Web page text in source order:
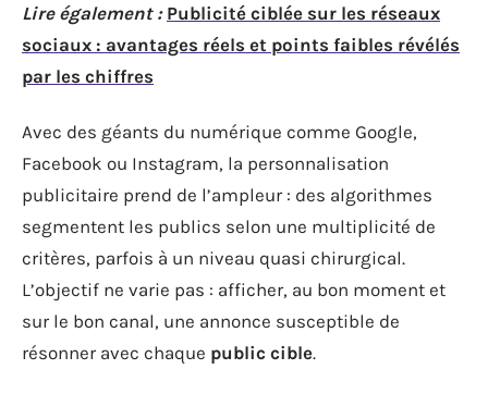
Lire également : Publicité ciblée sur les réseaux
sociaux : avantages réels et points faibles révélés
par les chiffres
Avec des géants du numérique comme Google,
Facebook ou Instagram, la personnalisation
publicitaire prend de l’ampleur : des algorithmes
segmentent les publics selon une multiplicité de
critères, parfois à un niveau quasi chirurgical.
L’objectif ne varie pas : afficher, au bon moment et
sur le bon canal, une annonce susceptible de
résonner avec chaque public cible.